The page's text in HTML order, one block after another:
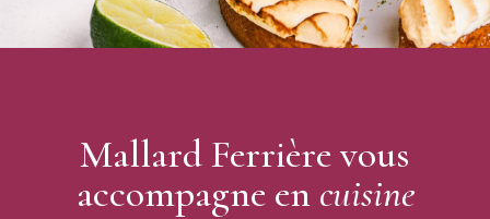
Mallard Ferrière vous
accompagne en cuisine